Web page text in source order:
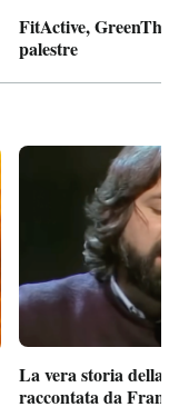
FitActive,
palestre
La vera storia della
raccontata da